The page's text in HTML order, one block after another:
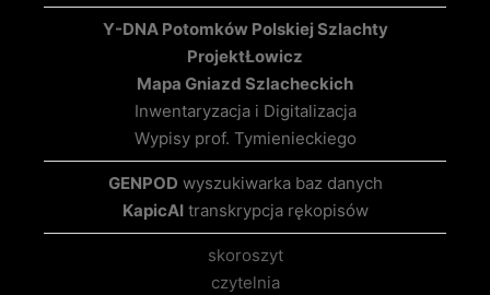
Y-DNA Potomków Polskiej Szlachty
ProjektŁowicz
Mapa Gniazd Szlacheckich
Inwentaryzacja i Digitalizacja
Wypisy prof. Tymienieckiego
GENPOD wyszukiwarka baz danych
KapicAItranskrypcja rękopisów
skoroszyt
czytelnia